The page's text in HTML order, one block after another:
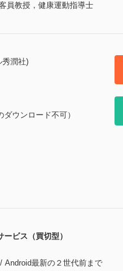
員教授，健康運動指導士
秀潤社)
ウンロード不可）
ビス（買切型）
Android最新の２世代前まで